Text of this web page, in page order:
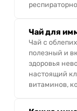
Чай для
Чай с
полезный и
здоровья
настоящий
витаминов,